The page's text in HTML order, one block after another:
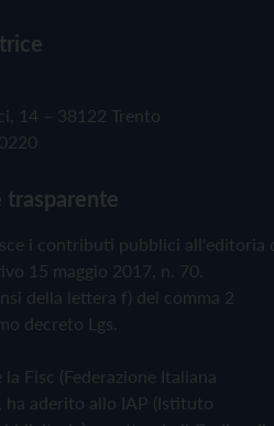
14 – 38122 Trento
trasparente
i contributi pubblici all'editoria
15 maggio 2017, n. 70.
della lettera f) del comma 2
decreto Lgs.
Fisc (Federazione Italiana
ha aderito allo IAP (Istituto